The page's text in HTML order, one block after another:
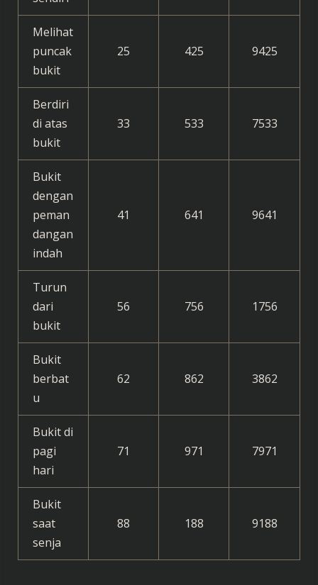
Melihat
puncak
bukit
25 425 9425
Berdiri
di atas
bukit
33 533 7533
Bukit
dengan
peman
dangan
indah
41 641 9641
Turun
dari
bukit
56 756 1756
Bukit
berbat
u
62 862 3862
Bukit di
pagi
hari
71 971 7971
Bukit
saat
senja
88 188 9188